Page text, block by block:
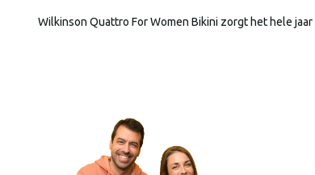
Wilkinson Quattro For Women Bikini zorgt het hele